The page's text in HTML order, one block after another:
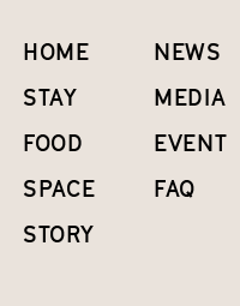
HOME
STAY
FOOD
SPACE
STORY
NEWS
MEDIA
EVENT
FAQ